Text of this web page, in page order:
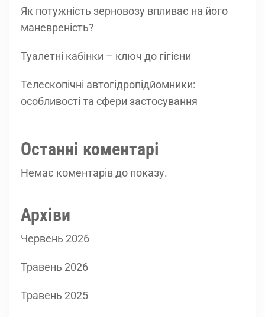
Як потужність зерновозу впливає на його
маневреність?
Туалетні кабінки – ключ до гігієни
Телескопічні автогідропідйомники:
особливості та сфери застосування
Останні коментарі
Немає коментарів до показу.
Архіви
Червень 2026
Травень 2026
Травень 2025